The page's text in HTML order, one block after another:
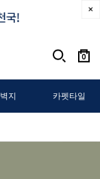
0
벽지 카펫타일